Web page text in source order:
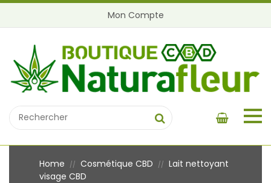
Mon Compte
Home // Cosmétique CBD // Lait nettoyant
visage CBD